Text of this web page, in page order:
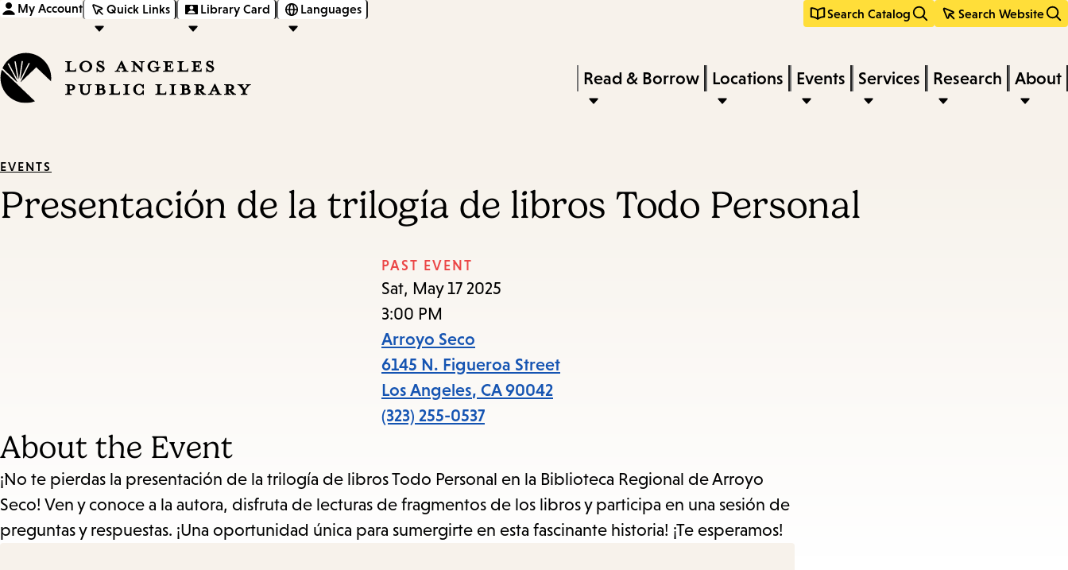
content
navigation
My Account Quick Links Library Card Languages Search Catalog Search Website
keywords
Press
Enter
submenu,
the
submenu.
Read & Borrow Locations Events Services Research About
EVENTS
Presentación de la trilogía de libros Todo Personal
PAST EVENT
Sat, May 17 2025
3:00 PM
Arroyo Seco
6145 N. Figueroa Street
Los Angeles, CA 90042
(323) 255-0537
About the Event
¡No te pierdas la presentación de la trilogía de libros Todo Personal en la Biblioteca Regional de Arroyo
Seco! Ven y conoce a la autora, disfruta de lecturas de fragmentos de los libros y participa en una sesión de
preguntas y respuestas. ¡Una oportunidad única para sumergirte en esta fascinante historia! ¡Te esperamos!